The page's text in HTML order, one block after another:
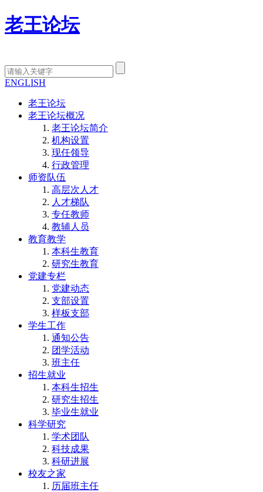
老王论坛
ENGLISH
老王论坛
老王论坛概况
老王论坛简介
机构设置
现任领导
行政管理
师资队伍
高层次人才
人才梯队
专任教师
教辅人员
教育教学
本科生教育
研究生教育
党建专栏
党建动态
支部设置
样板支部
学生工作
通知公告
团学活动
班主任
招生就业
本科生招生
研究生招生
毕业生就业
科学研究
学术团队
科技成果
科研进展
校友之家
历届班主任